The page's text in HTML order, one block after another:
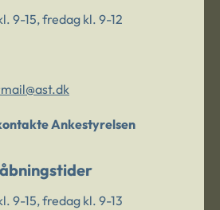
9-15, fredag kl. 9-12
Ankestyrelsen
9-15, fredag kl. 9-13